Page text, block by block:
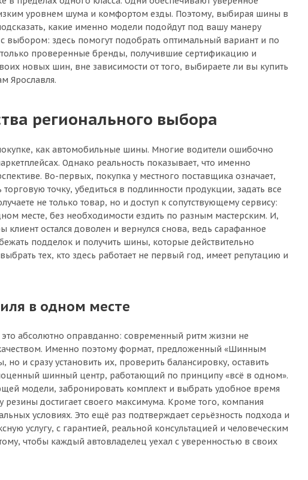
уровнем шума и комфортом езды. Поэтому, выбирая шины в
какие именно модели подойдут под вашу манеру
выбором: здесь помогут подобрать оптимальный вариант и по
проверенные бренды, получившие сертификацию и
новых шин, вне зависимости от того, выбираете ли вы купить
Ярославля.
регионального выбора
как автомобильные шины. Многие водители ошибочно
Однако реальность показывает, что именно
Во-первых, покупка у местного поставщика означает,
точку, убедиться в подлинности продукции, задать все
не только товар, но и доступ к сопутствующему сервису:
месте, без необходимости ездить по разным мастерским. И,
остался доволен и вернулся снова, ведь сарафанное
подделок и получить шины, которые действительно
тех, кто здесь работает не первый год, имеет репутацию и
в одном месте
абсолютно оправданно: современный ритм жизни не
Именно поэтому формат, предложенный «Шинным
и сразу установить их, проверить балансировку, оставить
шинный центр, работающий по принципу «всё в одном».
модели, забронировать комплект и выбрать удобное время
достигает своего максимума. Кроме того, компания
условиях. Это ещё раз подтверждает серьёзность подхода и
услугу, с гарантией, реальной консультацией и человеческим
чтобы каждый автовладелец уехал с уверенностью в своих